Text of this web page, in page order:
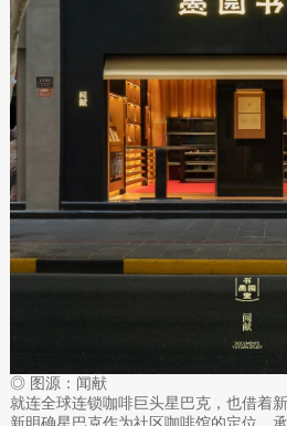
◎ 图源：闻献
就连全球连锁咖啡巨头星巴克，也借着